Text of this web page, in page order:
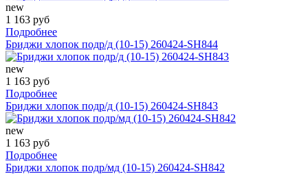
new
1 163 руб
Подробнее
Бриджи хлопок подр/д (10-15) 260424-SH844
new
1 163 руб
Подробнее
Бриджи хлопок подр/д (10-15) 260424-SH843
new
1 163 руб
Подробнее
Бриджи хлопок подр/мд (10-15) 260424-SH842